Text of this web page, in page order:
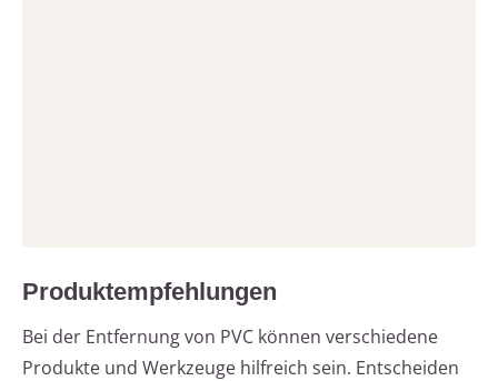
Produktempfehlungen
Bei der Entfernung von PVC können verschiedene
Produkte und Werkzeuge hilfreich sein. Entscheiden